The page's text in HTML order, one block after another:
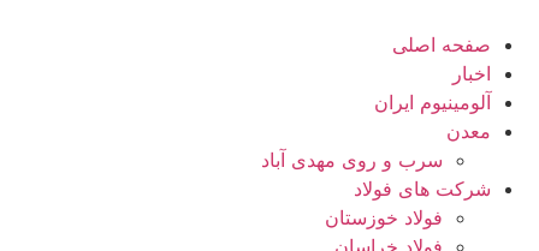
صفحه اصلی
اخبار
آلومینیوم ایران
معدن
سرب و روی مهدی آباد
شرکت های فولاد
فولاد خوزستان
فولاد خراسان